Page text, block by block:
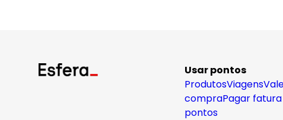
Usar pontos
ProdutosViagens
compraPagar
pontos